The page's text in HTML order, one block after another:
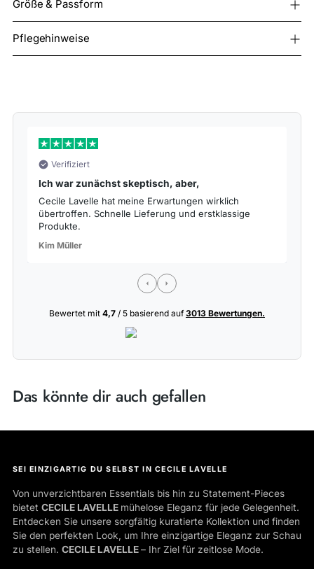
Größe & Passform
Pflegehinweise
Verifiziert
Ich war zunächst skeptisch, aber,
Cecile Lavelle hat meine Erwartungen wirklich
übertroffen. Schnelle Lieferung und erstklassige
Produkte.
Kim Müller
Bewertet mit 4,7 / 5 basierend auf3013 Bewertungen.
Das könnte dir auch gefallen
SEI EINZIGARTIG DU SELBST IN CECILE LAVELLE
Von unverzichtbaren Essentials bis hin zu Statement-Pieces
bietet CECILE LAVELLE mühelose Eleganz für jede Gelegenheit.
Entdecken Sie unsere sorgfältig kuratierte Kollektion und finden
Sie den perfekten Look, um Ihre einzigartige Eleganz zur Schau
zu stellen. CECILE LAVELLE– Ihr Ziel für zeitlose Mode.